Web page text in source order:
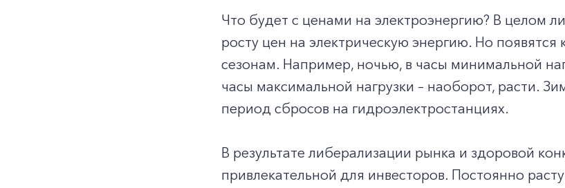
Что будет с ценами на электроэнергию? В целом
росту цен на электрическую энергию. Но
сезонам. Например, ночью, в часы минимальной
часы максимальной нагрузки – наоборот, расти.
период сбросов на гидроэлектростанциях.
В результате либерализации рынка и здоровой
привлекательной для инвесторов. Постоянно